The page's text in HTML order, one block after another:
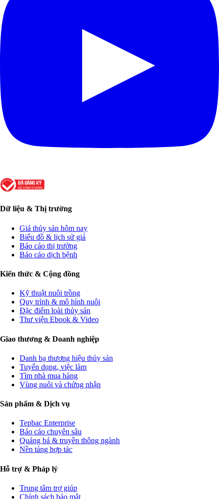
Dữ liệu & Thị trường
Giá thủy sản hôm nay
Biểu đồ & lịch sử giá
Báo cáo thị trường
Báo cáo dịch bệnh
Kiến thức & Cộng đồng
Kỹ thuật nuôi trồng
Quy trình & mô hình nuôi
Đặc điểm loài thủy sản
Thư viện Ebook & Video
Giao thương & Doanh nghiệp
Danh bạ thương hiệu thủy sản
Tuyển dụng, việc làm
Tìm nhà mua hàng
Vùng nuôi và chứng nhận
Sản phẩm & Dịch vụ
Tepbac Enterprise
Báo cáo chuyên sâu
Quảng bá & truyền thông ngành
Nền tảng hợp tác
Hỗ trợ & Pháp lý
Trung tâm trợ giúp
Chính sách bảo mật